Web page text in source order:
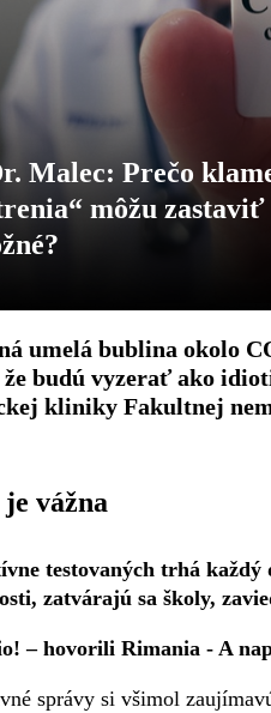
Malec: Prečo
môžu
umelá bublina okolo
budú vyzerať ako
kliniky Fakultnej
vážna
testovaných trhá
zatvárajú sa školy,
– hovorili Rimania - A
správy si všimol